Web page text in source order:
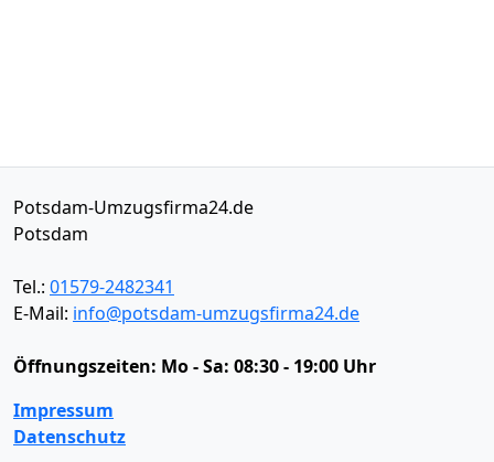
Potsdam-Umzugsfirma24.de
Potsdam
Tel.: 01579-2482341
E-Mail: info@potsdam-umzugsfirma24.de
Öffnungszeiten: Mo - Sa: 08:30 - 19:00 Uhr
Impressum
Datenschutz